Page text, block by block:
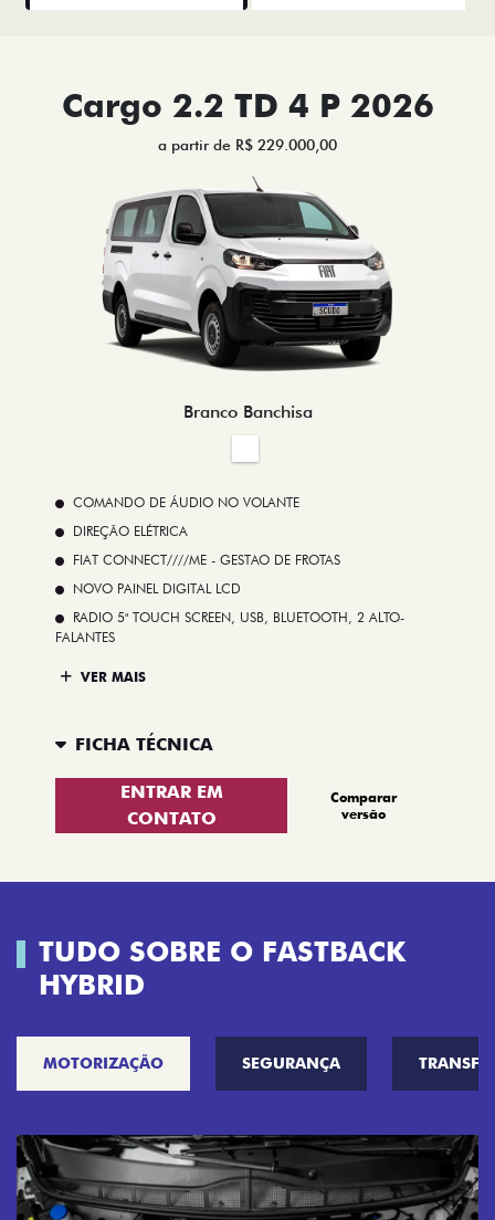
Cargo 2.2 TD 4 P 2026
a partir de R$ 229.000,00
Branco Banchisa
COMANDO DE ÁUDIO NO VOLANTE
DIREÇÃO ELÉTRICA
FIAT CONNECT////ME - GESTAO DE FROTAS
NOVO PAINEL DIGITAL LCD
RADIO 5" TOUCH SCREEN, USB, BLUETOOTH, 2 ALTO-
FALANTES
VER MAIS
FICHA TÉCNICA
ENTRAR EM
CONTATO
Comparar
versão
TUDO SOBRE O FASTBACK
HYBRID
MOTORIZAÇÃO SEGURANÇA